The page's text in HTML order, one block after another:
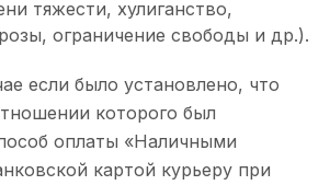
тяжести, хулиганство,
ограничение свободы и др.).
если было установлено, что
которого был
оплаты «Наличными
картой курьеру при